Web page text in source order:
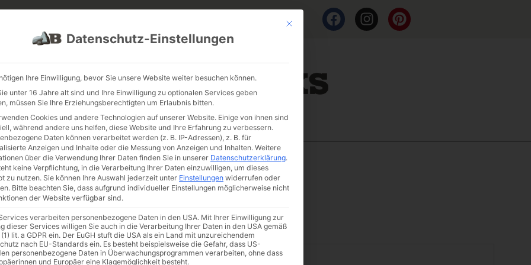
Runde Natursteine
Natursteine
Mit diesem Button wird der Dialog geschlossen. Seine Funktionalität ist
Datenschutz-Einstellungen
Ihre Einwilligung, bevor Sie unsere Website weiter besuchen können.
unter 16 Jahre alt sind und Ihre Einwilligung zu optionalen Services geben
müssen Sie Ihre Erziehungsberechtigten um Erlaubnis bitten.
Cookies und andere Technologien auf unserer Website. Einige von ihnen sind
während andere uns helfen, diese Website und Ihre Erfahrung zu verbessern.
Daten können verarbeitet werden (z. B. IP-Adressen), z. B. für
Anzeigen und Inhalte oder die Messung von Anzeigen und Inhalten. Weitere
über die Verwendung Ihrer Daten finden Sie in unserer Datenschutzerklärung.
keine Verpflichtung, in die Verarbeitung Ihrer Daten einzuwilligen, um dieses
zu nutzen. Sie können Ihre Auswahl jederzeit unter Einstellungen widerrufen oder
Bitte beachten Sie, dass aufgrund individueller Einstellungen möglicherweise nicht
der Website verfügbar sind.
verarbeiten personenbezogene Daten in den USA. Mit Ihrer Einwilligung zur
dieser Services willigen Sie auch in die Verarbeitung Ihrer Daten in den USA gemäß
lit. a GDPR ein. Der EuGH stuft die USA als ein Land mit unzureichendem
nach EU-Standards ein. Es besteht beispielsweise die Gefahr, dass US-
personenbezogene Daten in Überwachungsprogrammen verarbeiten, ohne dass
und Europäer eine Klagemöglichkeit besteht.